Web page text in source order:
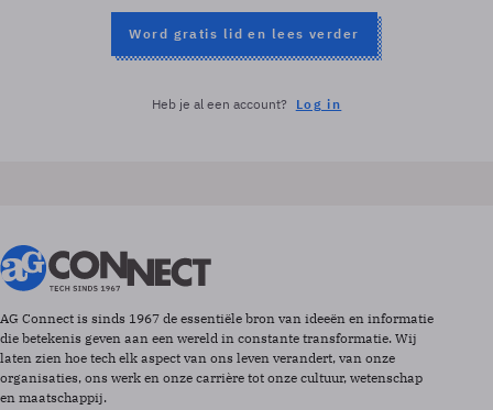
Word gratis lid en lees verder
Heb je al een account? Log in
AG Connect is sinds 1967 de essentiële bron van ideeën en informatie
die betekenis geven aan een wereld in constante transformatie. Wij
laten zien hoe tech elk aspect van ons leven verandert, van onze
organisaties, ons werk en onze carrière tot onze cultuur, wetenschap
en maatschappij.